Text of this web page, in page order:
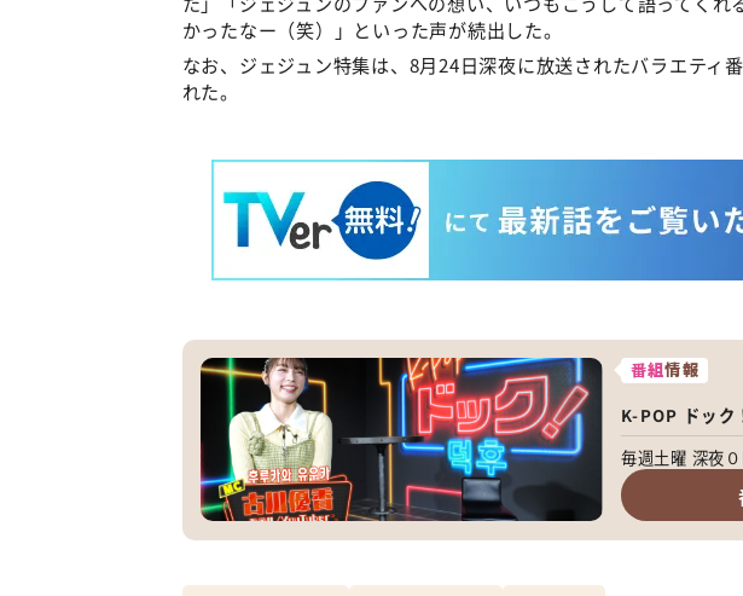
かったなー（笑）」といった声が続出した。
なお、ジェジュン特集は、8月24日深夜に放送されたバラエティ
れた。
番組情報
K-POP ドック
毎週土曜 深夜